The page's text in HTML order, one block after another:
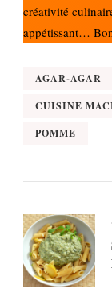
créativité
appétissant…
AGAR-AGAR
CUISINE
POMME